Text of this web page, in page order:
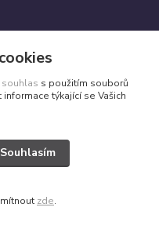
by Esoterik-shop.cz
souhlas s použitím souborů
týkající se Vašich
Souhlasím
zde.